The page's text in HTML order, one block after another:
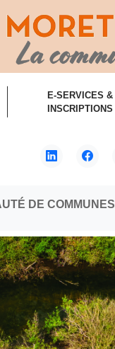
E-SERVICES &
INSCRIPTIONS
DE COMMUNES